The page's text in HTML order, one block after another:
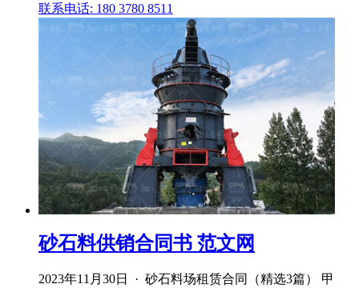
联系电话: 180 3780 8511
砂石料供销合同书 范文网
2023年11月30日 · 砂石料场租赁合同（精选3篇） 甲